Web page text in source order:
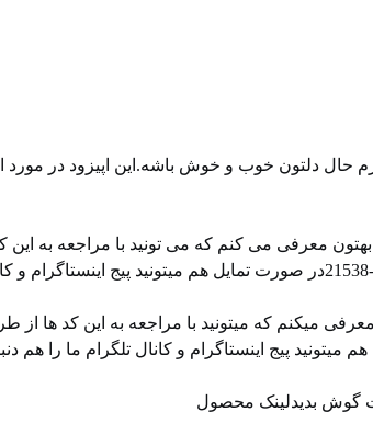
حال دلتون خوب و خوش باشه.این اپیزود در
معرفی می کنم که می تونید با مراجعه به
میکنم که میتونید با مراجعه به این کد ها
گوش بدیدلینک محصول